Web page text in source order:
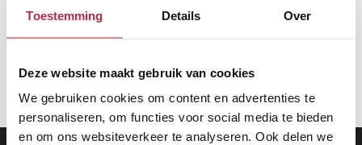
Toestemming Details Over
Deze website maakt gebruik van cookies
We gebruiken cookies om content en advertenties te
personaliseren, om functies voor social media te bieden
en om ons websiteverkeer te analyseren. Ook delen we